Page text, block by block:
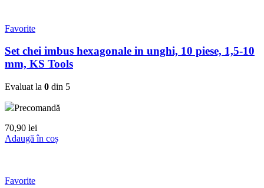
Favorite
Set chei imbus hexagonale in unghi, 10 piese, 1,5-10
mm, KS Tools
Evaluat la 0 din 5
Precomandă
70,90 lei
Adaugă în coș
Favorite